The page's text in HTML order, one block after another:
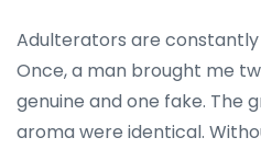
Adulterators are
Once, a man brought me
genuine and one fake. The
aroma were identical.